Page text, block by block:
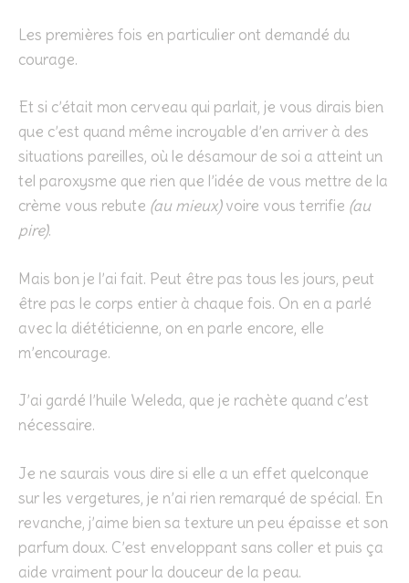
Les premières fois en particulier ont demandé du
courage.
Et si c’était mon cerveau qui parlait, je vous dirais bien
que c’est quand même incroyable d’en arriver à des
situations pareilles, où le désamour de soi a atteint un
tel paroxysme que rien que l’idée de vous mettre de la
crème vous rebute (au mieux)voire vous terrifie (au
pire).
Mais bon je l’ai fait. Peut être pas tous les jours, peut
être pas le corps entier à chaque fois. On en a parlé
avec la diététicienne, on en parle encore, elle
m’encourage.
J’ai gardé l’huile Weleda, que je rachète quand c’est
nécessaire.
Je ne saurais vous dire si elle a un effet quelconque
sur les vergetures, je n’ai rien remarqué de spécial. En
revanche, j’aime bien sa texture un peu épaisse et son
parfum doux. C’est enveloppant sans coller et puis ça
aide vraiment pour la douceur de la peau.